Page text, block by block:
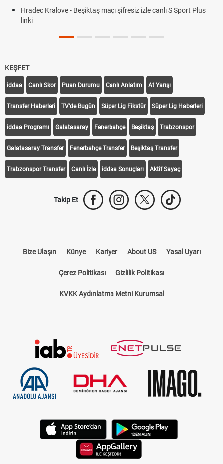
Hradec Kralove - Beşiktaş maçı şifresiz izle canlı S Sport Plus
linki
KEŞFET
iddaa Canlı Skor Puan Durumu Canlı Anlatım At Yarışı
Transfer Haberleri TV'de Bugün Süper Lig Fikstür Süper Lig Haberleri
iddaa Programı Galatasaray Fenerbahçe Beşiktaş Trabzonspor
Galatasaray Transfer Fenerbahçe Transfer Beşiktaş Transfer
Trabzonspor Transfer Canlı İzle iddaa Sonuçları Aktif Sayaç
Takip Et
Bize Ulaşın Künye Kariyer About US Yasal Uyarı
Çerez Politikası Gizlilik Politikası
KVKK Aydınlatma Metni Kurumsal